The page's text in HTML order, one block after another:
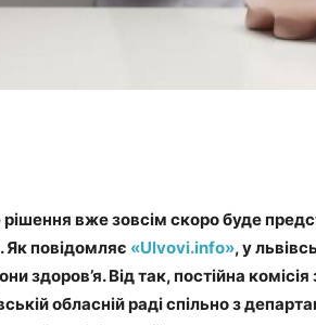
вже зовсім скоро буде
Як повідомляє «Ulvovi.info», у
здоров’я. Від так, постійна
обласній раді спільно з